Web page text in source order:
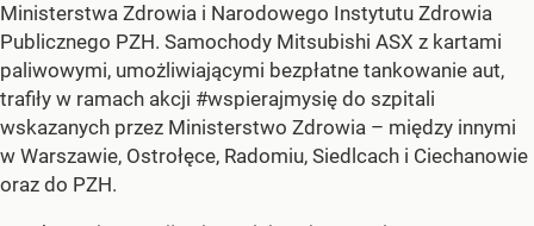
Ministerstwa Zdrowia i Narodowego Instytutu Zdrowia
Publicznego PZH. Samochody Mitsubishi ASX z kartami
paliwowymi, umożliwiającymi bezpłatne tankowanie aut,
trafiły w ramach akcji #wspierajmysię do szpitali
wskazanych przez Ministerstwo Zdrowia – między innymi
w Warszawie, Ostrołęce, Radomiu, Siedlcach i Ciechanowie
oraz do PZH.